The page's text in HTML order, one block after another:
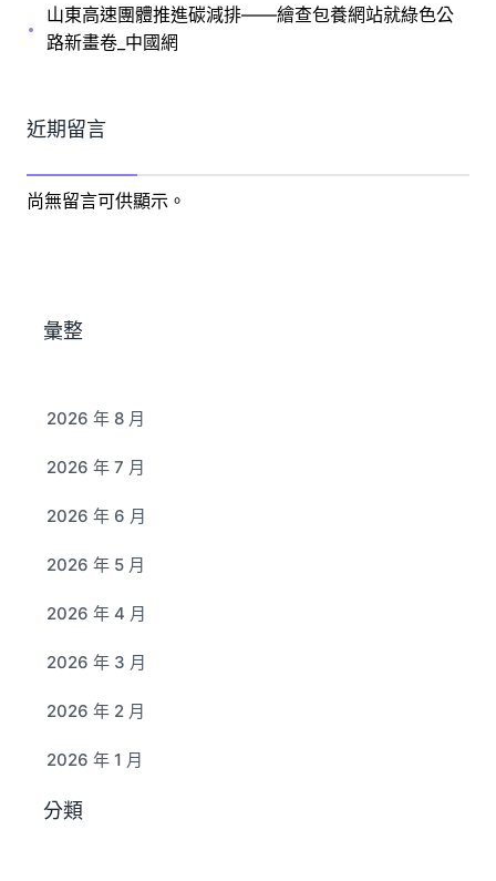
山東高速團體推進碳減排——繪查包養網站就綠色公
路新畫卷_中國網
近期留言
尚無留言可供顯示。
彙整
2026 年 8 月
2026 年 7 月
2026 年 6 月
2026 年 5 月
2026 年 4 月
2026 年 3 月
2026 年 2 月
2026 年 1 月
分類